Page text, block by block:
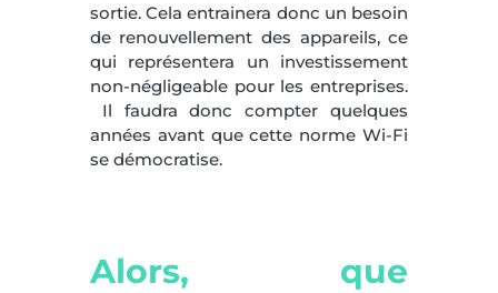
sortie. Cela entrainera donc un besoin
de renouvellement des appareils, ce
qui représentera un investissement
non-négligeable pour les entreprises.
Il faudra donc compter quelques
années avant que cette norme Wi-Fi
se démocratise.
Alors, que